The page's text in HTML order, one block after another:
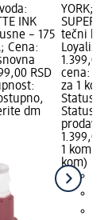
INK
– 175
Cena:
RSD
dm
YORK;
SUPER
tečni
1.399,00
cena: 1
za 1
Status
Status
1.399,00
1 kom
kom)